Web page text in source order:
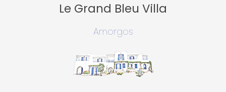
Le Grand Bleu Villa
Amorgos